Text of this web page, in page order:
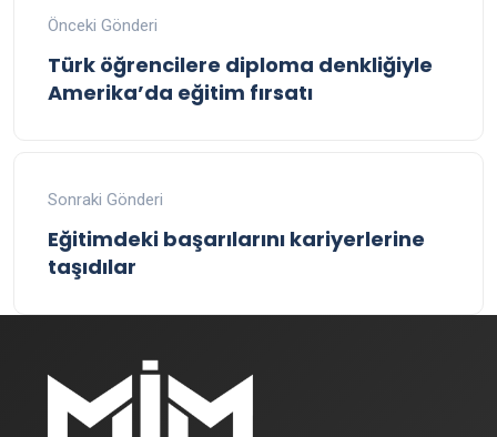
Önceki Gönderi
Türk öğrencilere diploma denkliğiyle
Amerika’da eğitim fırsatı
Sonraki Gönderi
Eğitimdeki başarılarını kariyerlerine
taşıdılar